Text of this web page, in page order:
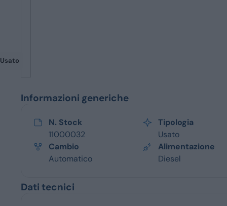
Usato
Informazioni generiche
N. Stock
11000032
Tipologia
Usato
Cambio
Automatico
Alimentazione
Diesel
Dati tecnici